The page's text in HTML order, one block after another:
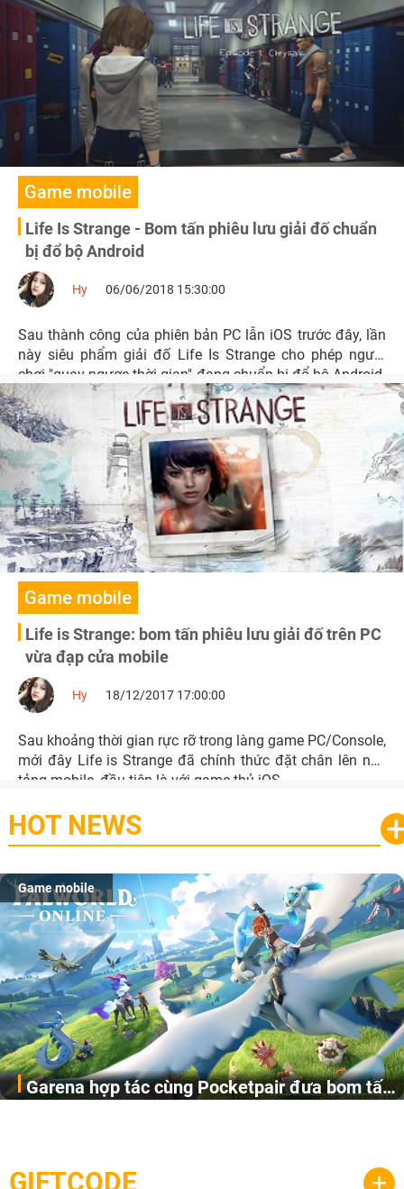
Game mobile
Life Is Strange - Bom tấn phiêu lưu giải đố chuẩn
bị đổ bộ Android
Hy 06/06/2018 15:30:00
Sau thành công của phiên bản PC lẫn iOS trước đây, lần
này siêu phẩm giải đố Life Is Strange cho phép người
chơi "quay ngược thời gian" đang chuẩn bị đổ bộ Android.
Game mobile
Life is Strange: bom tấn phiêu lưu giải đố trên PC
vừa đạp cửa mobile
Hy 18/12/2017 17:00:00
Sau khoảng thời gian rực rỡ trong làng game PC/Console,
mới đây Life is Strange đã chính thức đặt chân lên nền
tảng mobile, đầu tiên là với game thủ iOS.
HOT NEWS
Game mobile
Garena hợp tác cùng Pocketpair đưa bom tấn
cầu, theo giấy phép chính thức từ công ty game Nhật Bản
GIFTCODE +